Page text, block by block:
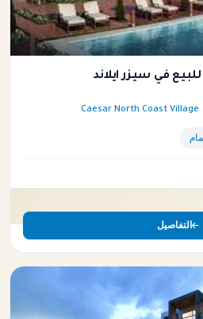
التفاصيل